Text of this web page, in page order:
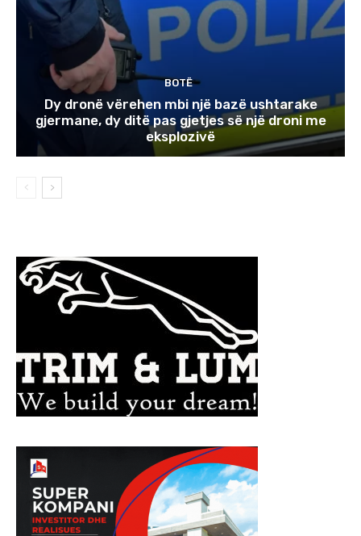
BOTË
Dy dronë vërehen mbi një bazë ushtarake
gjermane, dy ditë pas gjetjes së një droni me
eksplozivë